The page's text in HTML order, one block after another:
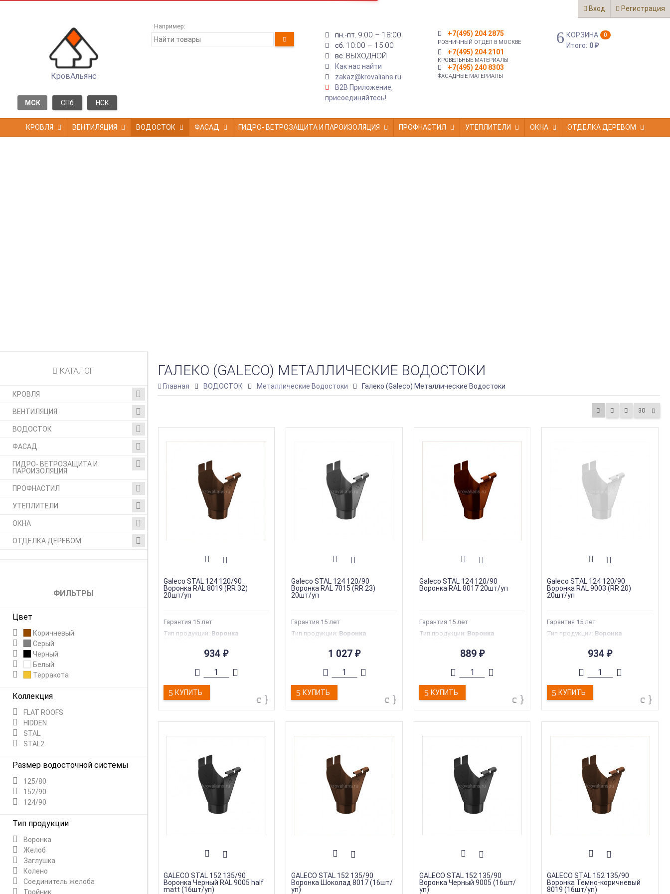
Вход Регистрация
КровАльянс
МСК СПб НСК
Например:
пн.-пт. 9:00 – 18:00
сб. 10:00 – 15:00
вс. ВЫХОДНОЙ
Как нас найти
zakaz@krovalians.ru
B2B Приложение,
присоединяйтесь!
+7(495) 204 2875
РОЗНИЧНЫЙ ОТДЕЛ В МОСКВЕ
+7(495) 204 2101
КРОВЕЛЬНЫЕ МАТЕРИАЛЫ
+7(495) 240 8303
ФАСАДНЫЕ МАТЕРИАЛЫ
КОРЗИНА 0
Итого: 0₽
КРОВЛЯ ВЕНТИЛЯЦИЯ ВОДОСТОК ФАСАД ГИДРО- ВЕТРОЗАЩИТА И ПАРОИЗОЛЯЦИЯ ПРОФНАСТИЛ УТЕПЛИТЕЛИ ОКНА ОТДЕЛКА ДЕРЕВОМ
КАТАЛОГ
КРОВЛЯ
ВЕНТИЛЯЦИЯ
ВОДОСТОК
ФАСАД
ГИДРО- ВЕТРОЗАЩИТА И
ПАРОИЗОЛЯЦИЯ
ПРОФНАСТИЛ
УТЕПЛИТЕЛИ
ОКНА
ОТДЕЛКА ДЕРЕВОМ
ФИЛЬТРЫ
Цвет
Коричневый
Серый
Черный
Белый
Терракота
Коллекция
FLAT ROOFS
HIDDEN
STAL
STAL2
Размер водосточной системы
125/80
152/90
124/90
Тип продукции
Воронка
Желоб
Заглушка
Колено
Соединитель желоба
Тройник
ГАЛЕКО (GALECO) МЕТАЛЛИЧЕСКИЕ ВОДОСТОКИ
Главная ВОДОСТОК Металлические Водостоки Галеко (Galeco) Металлические Водостоки
30
Galeco STAL 124 120/90
Воронка RAL 8019 (RR 32)
20шт/уп
Гарантия 15 лет
Тип продукции: Воронка
Страна производства
35 лет
934₽
КУПИТЬ
Galeco STAL 124 120/90
Воронка RAL 7015 (RR 23)
20шт/уп
Гарантия 15 лет
Тип продукции: Воронка
Страна производства:
35 лет
1 027₽
КУПИТЬ
Galeco STAL 124 120/90
Воронка RAL 8017 20шт/уп
Гарантия 15 лет
Тип продукции: Воронка
Страна производства
35 лет
889 ₽
КУПИТЬ
Galeco STAL 124 120/90
Воронка RAL 9003 (RR 20)
20шт/уп
Гарантия 15 лет
Тип продукции: Воронка
Страна производства
35 лет
934₽
КУПИТЬ
GALECO STAL 152 135/90
Воронка Черный RAL 9005 half
matt (16шт/уп)
GALECO STAL 152 135/90
Воронка Шоколад 8017 (16шт/
уп)
GALECO STAL 152 135/90
Воронка Черный 9005 (16шт/
уп)
GALECO STAL 152 135/90
Воронка Темно-коричневый
8019 (16шт/уп)